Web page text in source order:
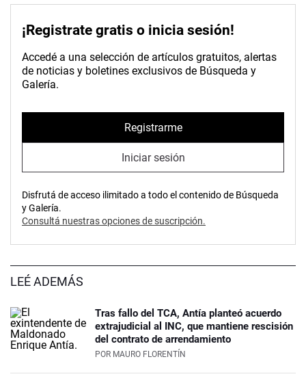
¡Registrate gratis o inicia sesión!
Accedé a una selección de artículos gratuitos, alertas
de noticias y boletines exclusivos de Búsqueda y
Galería.
Registrarme
Iniciar sesión
Disfrutá de acceso ilimitado a todo el contenido de Búsqueda
y Galería.
Consultá nuestras opciones de suscripción.
LEÉ ADEMÁS
Tras fallo del TCA, Antía planteó acuerdo
extrajudicial al INC, que mantiene rescisión
del contrato de arrendamiento
POR MAURO FLORENTÍN